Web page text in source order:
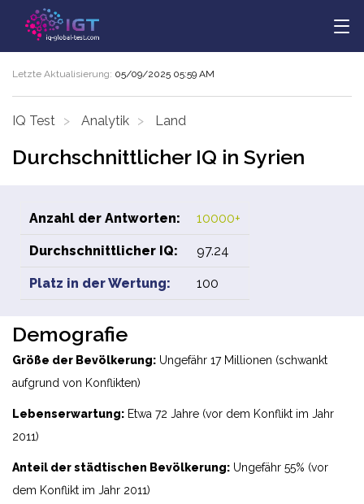
Letzte Aktualisierung: 05/09/2025 05:59 AM
IQ Test Analytik Land
Durchschnittlicher IQ in Syrien
Anzahl der Antworten: 10000+
Durchschnittlicher IQ: 97.24
Platz in der Wertung: 100
Demografie
Größe der Bevölkerung: Ungefähr 17 Millionen (schwankt
aufgrund von Konflikten)
Lebenserwartung: Etwa 72 Jahre (vor dem Konflikt im Jahr
2011)
Anteil der städtischen Bevölkerung: Ungefähr 55% (vor
dem Konflikt im Jahr 2011)